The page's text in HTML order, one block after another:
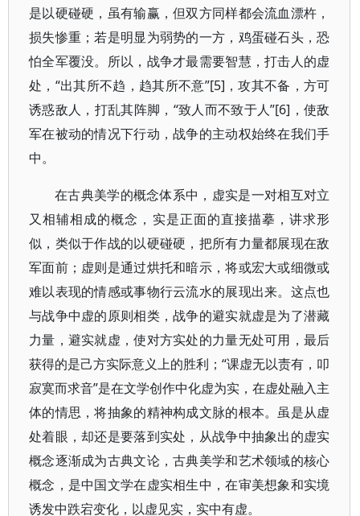
是以硬碰硬，虽有输赢，但双方同样都会流血漂杵，
损失惨重；若是明显为弱势的一方，鸡蛋碰石头，恐
怕全军覆没。所以，战争才最需要智慧，打击人的虚
处，“出其所不趋，趋其所不意”[5]，攻其不备，方可
诱惑敌人，打乱其阵脚，“致人而不致于人”[6]，使敌
军在被动的情况下行动，战争的主动权始终在我们手
中。
在古典美学的概念体系中，虚实是一对相互对立
又相辅相成的概念，实是正面的直接描摹，讲求形
似，类似于作战的以硬碰硬，把所有力量都展现在敌
军面前；虚则是通过烘托和暗示，将或宏大或细微或
难以表现的情感或事物行云流水的展现出来。这点也
与战争中虚的原则相类，战争的避实就虚是为了潜藏
力量，避实就虚，使对方实处的力量无处可用，最后
获得的是己方实际意义上的胜利；“课虚无以责有，叩
寂寞而求音”是在文学创作中化虚为实，在虚处融入主
体的情思，将抽象的精神构成文脉的根本。虽是从虚
处着眼，却还是要落到实处，从战争中抽象出的虚实
概念逐渐成为古典文论，古典美学和艺术领域的核心
概念，是中国文学在虚实相生中，在审美想象和实境
诱发中跌宕变化，以虚见实，实中有虚。